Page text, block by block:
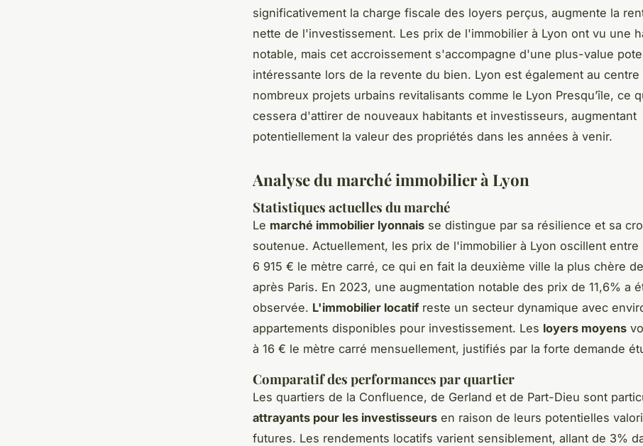
significativement la charge fiscale des loyers perçus, augmente la
nette de l'investissement. Les prix de l'immobilier à Lyon ont vu une
notable, mais cet accroissement s'accompagne d'une plus-value
intéressante lors de la revente du bien. Lyon est également au centre
nombreux projets urbains revitalisants comme le Lyon Presqu’île, ce
cessera d'attirer de nouveaux habitants et investisseurs, augmentant
potentiellement la valeur des propriétés dans les années à venir.
Analyse du marché immobilier à Lyon
Statistiques actuelles du marché
Le marché immobilier lyonnais se distingue par sa résilience et sa
soutenue. Actuellement, les prix de l'immobilier à Lyon oscillent entre
6 915 € le mètre carré, ce qui en fait la deuxième ville la plus chère
après Paris. En 2023, une augmentation notable des prix de 11,6% a
observée. L'immobilier locatifreste un secteur dynamique avec
appartements disponibles pour investissement. Les loyers moyens
à 16 € le mètre carré mensuellement, justifiés par la forte demande
Comparatif des performances par quartier
Les quartiers de la Confluence, de Gerland et de Part-Dieu sont
attrayants pour les investisseurs en raison de leurs potentielles
futures. Les rendements locatifs varient sensiblement, allant de 3%